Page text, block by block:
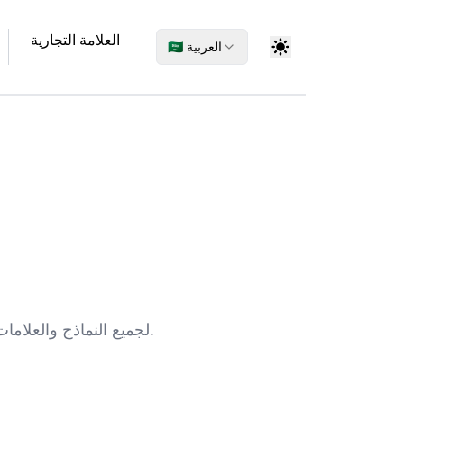
العلامة التجارية 🇸🇦 العربية
نحن قادرون على توليد أرقام IMEI لجميع النماذج والعلامات التجارية العالمية للهواتف المحمولة.